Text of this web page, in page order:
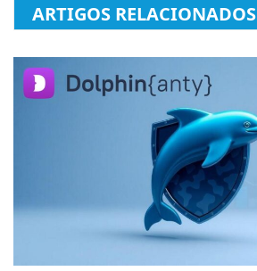
ARTIGOS RELACIONADOS